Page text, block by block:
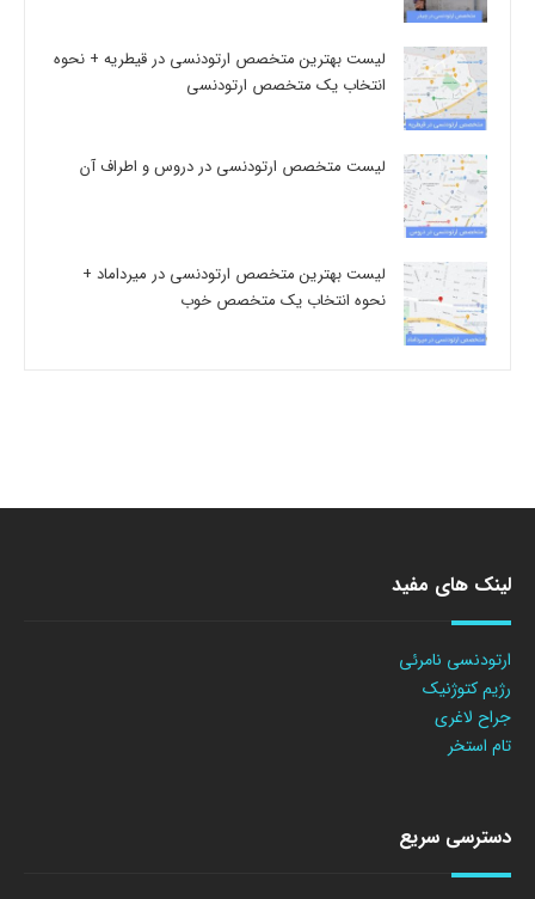
لیست بهترین متخصص ارتودنسی در قیطریه + نحوه
انتخاب یک متخصص ارتودنسی
لیست متخصص ارتودنسی در دروس و اطراف آن
لیست بهترین متخصص ارتودنسی در میرداماد +
نحوه انتخاب یک متخصص خوب
لینک های مفید
ارتودنسی نامرئی
رژیم کتوژنیک
جراح لاغری
تام استخر
دسترسی سریع